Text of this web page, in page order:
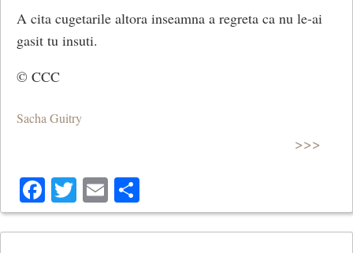
A cita cugetarile altora inseamna a regreta ca nu le-ai
gasit tu insuti.
© CCC
Sacha Guitry
>>>
Facebook
Twitter
Email